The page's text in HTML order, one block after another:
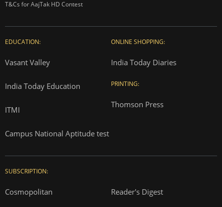
T&Cs for AajTak HD Contest
EDUCATION:
Vasant Valley
India Today Education
ITMI
Campus National Aptitude test
ONLINE SHOPPING:
India Today Diaries
PRINTING:
Thomson Press
SUBSCRIPTION:
Cosmopolitan Reader's Digest